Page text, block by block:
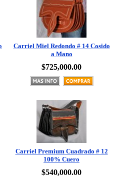
Carriel Miel Redondo # 14 Cosido
a Mano
$725,000.00
Carriel Premium Cuadrado # 12
100% Cuero
$540,000.00